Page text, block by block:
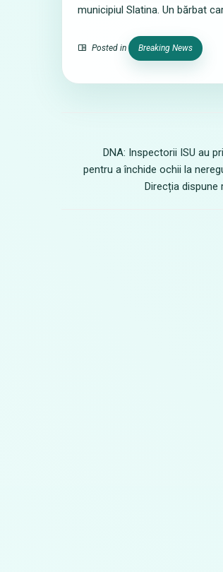
municipiul Slatina. Un bărbat
Posted in Breaking News
DNA: Inspectorii ISU au
pentru a închide ochii la
Direcția dispune